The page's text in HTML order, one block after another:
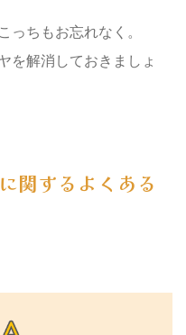
ちもお忘れなく。
を解消しておきましょ
関するよくある